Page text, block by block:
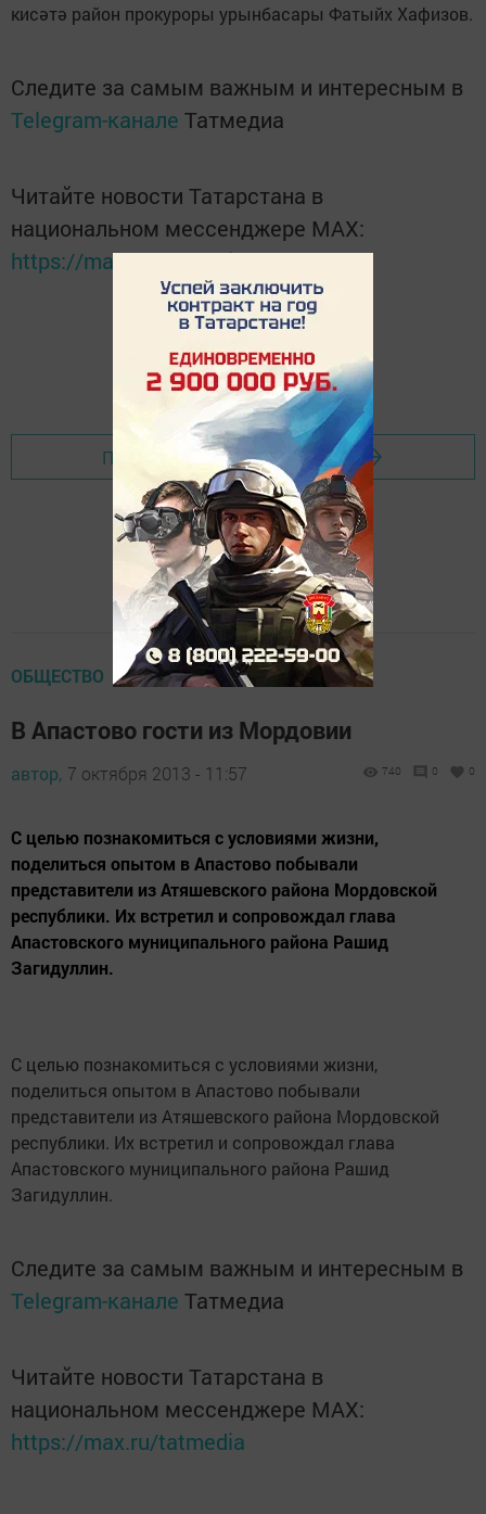
кисәтә район прокуроры урынбасары Фатыйх Хафизов.
Следите за самым важным и интересным в
Telegram-канале Татмедиа
Читайте новости Татарстана в
национальном мессенджере MАХ:
https://max.ru/tatmedia
Перейти на страницу новости
ОБЩЕСТВО
В Апастово гости из Мордовии
автор, 7 октября 2013 - 11:57 740 0 0
С целью познакомиться с условиями жизни,
поделиться опытом в Апастово побывали
представители из Атяшевского района Мордовской
республики. Их встретил и сопровождал глава
Апастовского муниципального района Рашид
Загидуллин.
С целью познакомиться с условиями жизни,
поделиться опытом в Апастово побывали
представители из Атяшевского района Мордовской
республики. Их встретил и сопровождал глава
Апастовского муниципального района Рашид
Загидуллин.
Следите за самым важным и интересным в
Telegram-канале Татмедиа
Читайте новости Татарстана в
национальном мессенджере MАХ:
https://max.ru/tatmedia